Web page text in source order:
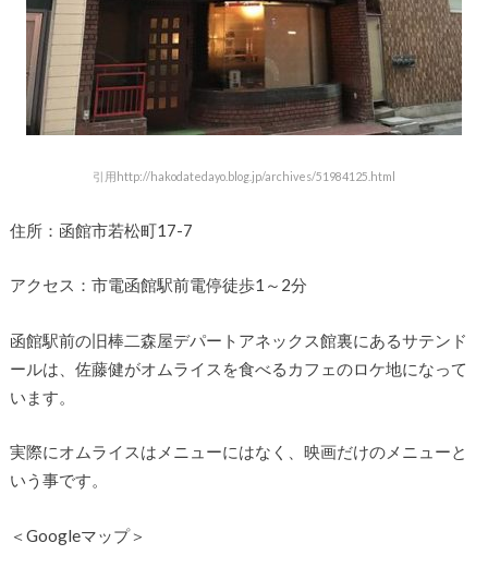
引用http://hakodatedayo.blog.jp/archives/51984125.html
住所：函館市若松町17-7
アクセス：市電函館駅前電停徒歩1～2分
函館駅前の旧棒二森屋デパートアネックス館裏にあるサテンド
ールは、佐藤健がオムライスを食べるカフェのロケ地になって
います。
実際にオムライスはメニューにはなく、映画だけのメニューと
いう事です。
＜Googleマップ＞